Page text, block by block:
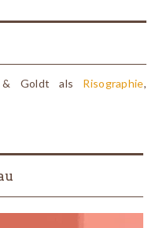
& Goldt als Risographie,